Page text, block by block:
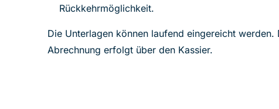
Rückkehrmöglichkeit.
Die Unterlagen können laufend eingereicht
Abrechnung erfolgt über den Kassier.